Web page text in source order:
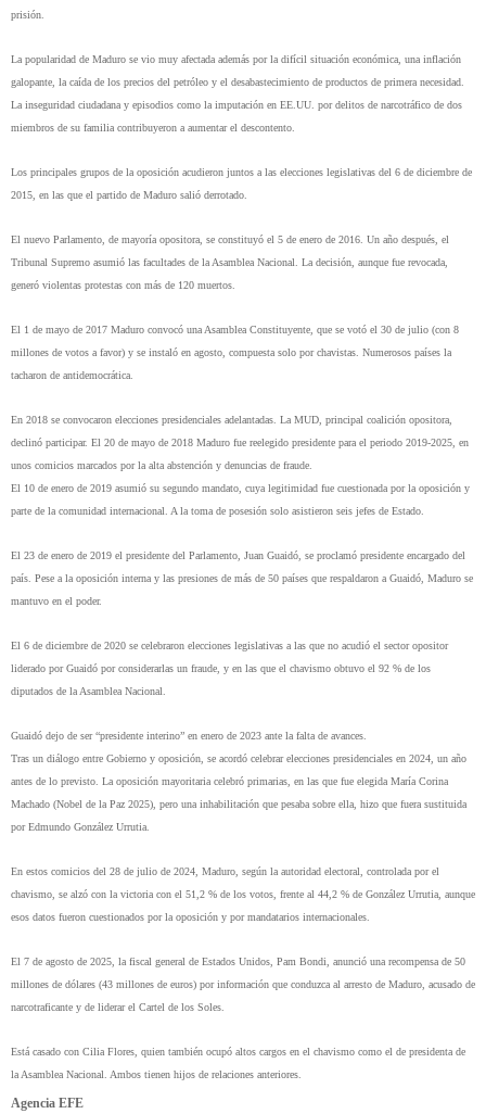
prisión.
La popularidad de Maduro se vio muy afectada además por la difícil situación económica, una inflación
galopante, la caída de los precios del petróleo y el desabastecimiento de productos de primera necesidad.
La inseguridad ciudadana y episodios como la imputación en EE.UU. por delitos de narcotráfico de dos
miembros de su familia contribuyeron a aumentar el descontento.
Los principales grupos de la oposición acudieron juntos a las elecciones legislativas del 6 de diciembre de
2015, en las que el partido de Maduro salió derrotado.
El nuevo Parlamento, de mayoría opositora, se constituyó el 5 de enero de 2016. Un año después, el
Tribunal Supremo asumió las facultades de la Asamblea Nacional. La decisión, aunque fue revocada,
generó violentas protestas con más de 120 muertos.
El 1 de mayo de 2017 Maduro convocó una Asamblea Constituyente, que se votó el 30 de julio (con 8
millones de votos a favor) y se instaló en agosto, compuesta solo por chavistas. Numerosos países la
tacharon de antidemocrática.
En 2018 se convocaron elecciones presidenciales adelantadas. La MUD, principal coalición opositora,
declinó participar. El 20 de mayo de 2018 Maduro fue reelegido presidente para el periodo 2019-2025, en
unos comicios marcados por la alta abstención y denuncias de fraude.
El 10 de enero de 2019 asumió su segundo mandato, cuya legitimidad fue cuestionada por la oposición y
parte de la comunidad internacional. A la toma de posesión solo asistieron seis jefes de Estado.
El 23 de enero de 2019 el presidente del Parlamento, Juan Guaidó, se proclamó presidente encargado del
país. Pese a la oposición interna y las presiones de más de 50 países que respaldaron a Guaidó, Maduro se
mantuvo en el poder.
El 6 de diciembre de 2020 se celebraron elecciones legislativas a las que no acudió el sector opositor
liderado por Guaidó por considerarlas un fraude, y en las que el chavismo obtuvo el 92 % de los
diputados de la Asamblea Nacional.
Guaidó dejo de ser “presidente interino” en enero de 2023 ante la falta de avances.
Tras un diálogo entre Gobierno y oposición, se acordó celebrar elecciones presidenciales en 2024, un año
antes de lo previsto. La oposición mayoritaria celebró primarias, en las que fue elegida María Corina
Machado (Nobel de la Paz 2025), pero una inhabilitación que pesaba sobre ella, hizo que fuera sustituida
por Edmundo González Urrutia.
En estos comicios del 28 de julio de 2024, Maduro, según la autoridad electoral, controlada por el
chavismo, se alzó con la victoria con el 51,2 % de los votos, frente al 44,2 % de González Urrutia, aunque
esos datos fueron cuestionados por la oposición y por mandatarios internacionales.
El 7 de agosto de 2025, la fiscal general de Estados Unidos, Pam Bondi, anunció una recompensa de 50
millones de dólares (43 millones de euros) por información que conduzca al arresto de Maduro, acusado de
narcotraficante y de liderar el Cartel de los Soles.
Está casado con Cilia Flores, quien también ocupó altos cargos en el chavismo como el de presidenta de
la Asamblea Nacional. Ambos tienen hijos de relaciones anteriores.
Agencia EFE